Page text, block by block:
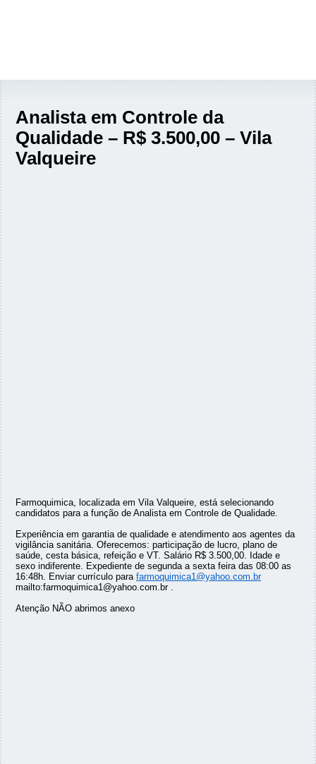
Analista em Controle da
Qualidade – R$ 3.500,00 – Vila
Valqueire
Farmoquimica, localizada em Vila Valqueire, está selecionando
candidatos para a função de Analista em Controle de Qualidade.
Experiência em garantia de qualidade e atendimento aos agentes da
vigilância sanitária. Oferecemos: participação de lucro, plano de
saúde, cesta básica, refeição e VT. Salário R$ 3.500,00. Idade e
sexo indiferente. Expediente de segunda a sexta feira das 08:00 as
16:48h. Enviar currículo para farmoquimica1@yahoo.com.br
mailto:farmoquimica1@yahoo.com.br .
Atenção NÃO abrimos anexo